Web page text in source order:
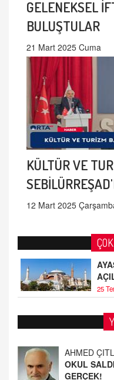
GELENEKSEL
BULUŞTULAR
21 Mart 2025 Cuma
KÜLTÜR VE
12 Mart 2025
25
Fatih Bayhan
MAARİF
19.4.2026 09:14